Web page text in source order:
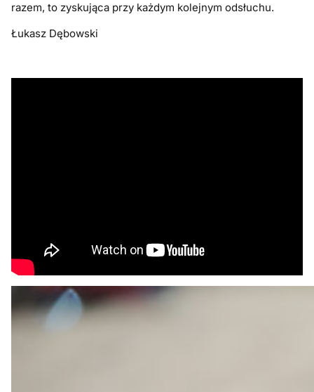
razem, to zyskująca przy każdym kolejnym odsłuchu.
Łukasz Dębowski